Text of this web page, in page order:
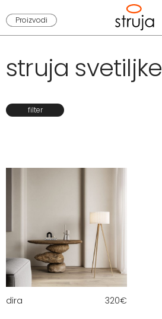
Proizvodi
struja svetiljke
filter
dira 320€